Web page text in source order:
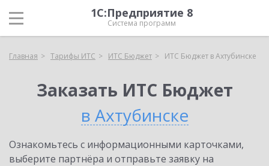
1С:Предприятие 8
Система программ
Главная Тарифы ИТС ИТС Бюджет ИТС Бюджет в Ахтубинске
Заказать ИТС Бюджет
в Ахтубинске
Ознакомьтесь с информационными карточками,
выберите партнёра и отправьте заявку на